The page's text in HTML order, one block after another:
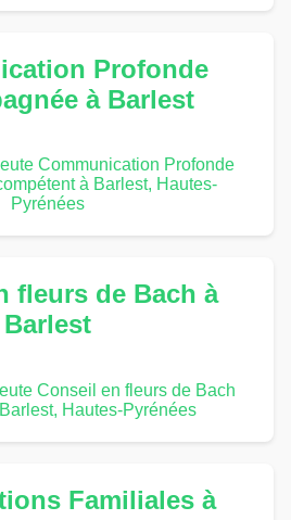
Profonde
à Barlest
Communication Profonde
à Barlest, Hautes-
Pyrénées
fleurs de Bach à
Barlest
Conseil en fleurs de Bach
Hautes-Pyrénées
Familiales à